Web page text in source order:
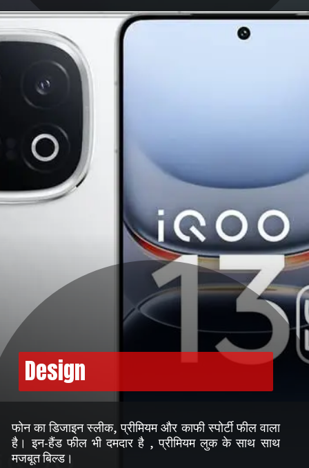
Design
फोन का डिजाइन स्लीक, प्रीमियम और काफी स्पोर्टी फील वाला
है। इन-हैंड फील भी दमदार है , प्रीमियम लुक के साथ साथ
मजबूत बिल्ड।